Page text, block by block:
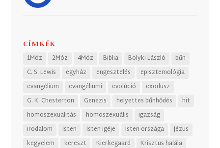
CÍMKÉK
1Móz 2Móz 4Móz Biblia Bolyki László
bűn
C. S. Lewis
egyház engesztelés
episztemológia
evangélium
evangéliumi evolúció
exodusz
G. K. Chesterton
Genezis helyettes bűnhődés
hit
homoszexualitás
homoszexuális
igazság
irodalom
Isten Isten igéje Isten országa
Jézus
kegyelem
kereszt Kierkegaard Krisztus halála